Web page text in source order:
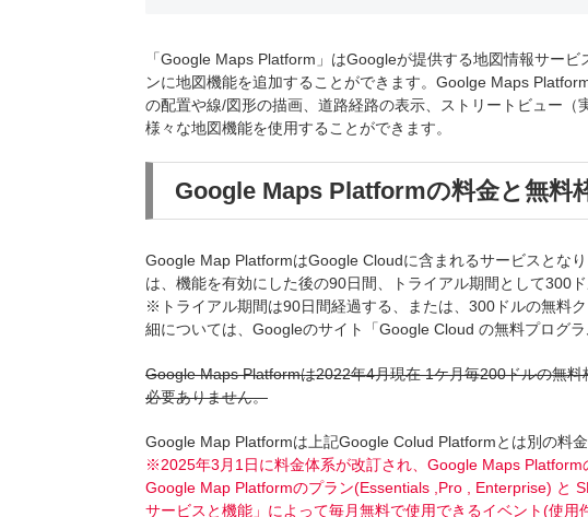
「Google Maps Platform」はGoogleが提供する地図情報サー
ンに地図機能を追加することができます。Goolge Maps
の配置や線/図形の描画、道路経路の表示、ストリートビュー
様々な地図機能を使用することができます。
Google Maps Platformの料金と無料
Google Map PlatformはGoogle Cloudに含まれるサービスとな
は、機能を有効にした後の90日間、トライアル期間として300
※トライアル期間は90日間経過する、または、300ドルの無料
細については、Googleのサイト「Google Cloud の無料プログラ
Google Maps Platformは2022年4月現在 1ケ月毎200ドルの無
必要ありません。
Google Map Platformは上記Google Colud Platformとは別の料金
※2025年3月1日に料金体系が改訂され、Google Maps Platform
Google Map Platformのプラン(Essentials ,Pro , Enterprise) と
サービスと機能」によって毎月無料で使用できるイベント(使用